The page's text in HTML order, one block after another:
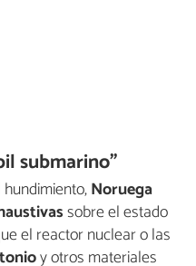
submarino”
Noruega
sobre el estado
el reactor nuclear o las
y otros materiales